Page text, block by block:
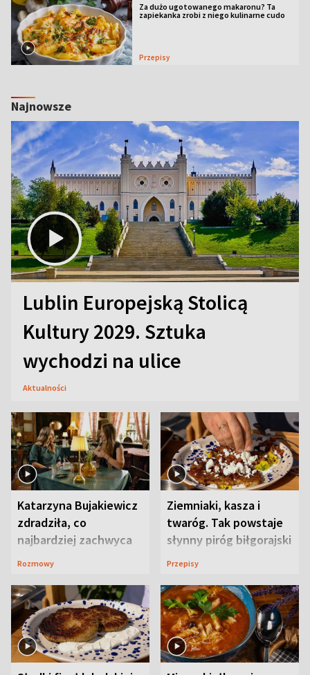
Za dużo ugotowanego makaronu? Ta
zapiekanka zrobi z niego kulinarne cudo
Przepisy
Najnowsze
Lublin Europejską Stolicą
Kultury 2029. Sztuka
wychodzi na ulice
Aktualności
Katarzyna Bujakiewicz
zdradziła, co
najbardziej zachwyca
ją w Lublinie
Rozmowy
Ziemniaki, kasza i
twaróg. Tak powstaje
słynny piróg biłgorajski
Przepisy